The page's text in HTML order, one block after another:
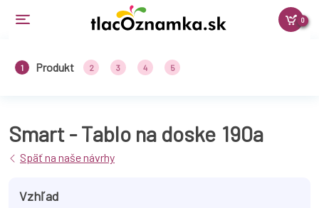
0
1 Produkt 2 3 4 5
Smart - Tablo na doske 190a
Späť na naše návrhy
Vzhľad